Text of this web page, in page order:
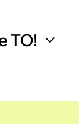
TO!